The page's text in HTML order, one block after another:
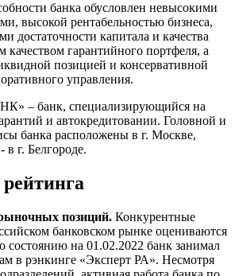
банка обусловлен невысокими
высокой рентабельностью бизнеса,
достаточности капитала и качества
гарантийного портфеля, а
позицией и консервативной
управления.
– банк, специализирующийся на
и автокредитовании. Головной и
банка расположены в г. Москве,
г. Белгороде.
позиций. Конкурентные
банковском рынке оцениваются
состоянию на 01.02.2022 банк занимал
в рэнкинге «Эксперт РА». Несмотря